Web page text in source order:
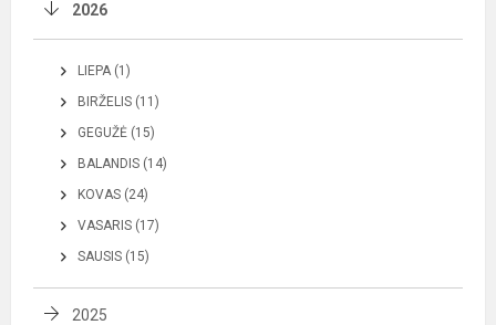
2026
LIEPA (1)
BIRŽELIS (11)
GEGUŽĖ (15)
BALANDIS (14)
KOVAS (24)
VASARIS (17)
SAUSIS (15)
2025